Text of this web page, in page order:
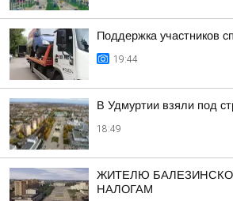
Поддержка участников
19:44
В Удмуртии взяли под
18:49
ЖИТЕЛЮ
НАЛОГАМ